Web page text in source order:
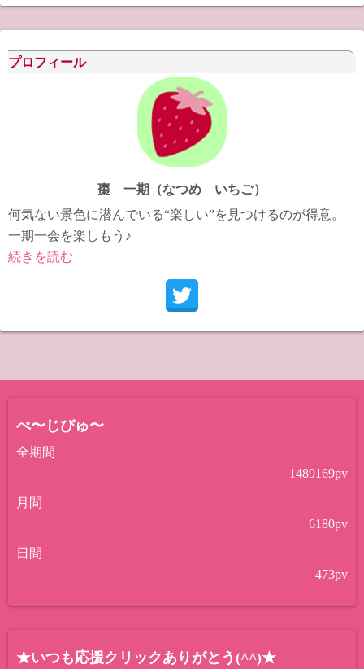
カ
イ
ブ
プロフィール
棗 一期（なつめ いちご）
何気ない景色に潜んでいる“楽しい”を見つけるのが得意。
一期一会を楽しもう♪
続きを読む
ぺ〜じびゅ〜
全期間
1489169pv
月間
6180pv
日間
473pv
★いつも応援クリックありがとう(^^)★